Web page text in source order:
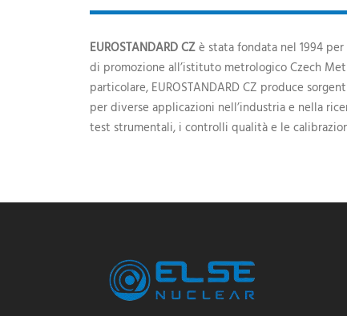
EUROSTANDARD CZè stata fondata nel 1994
di promozione all’istituto metrologico Czech
particolare, EUROSTANDARD CZ produce
per diverse applicazioni nell’industria e nella
test strumentali, i controlli qualità e le